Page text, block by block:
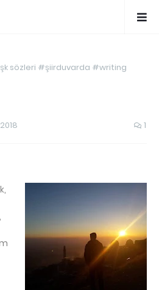
sözleri #şiirduvarda #writing
1